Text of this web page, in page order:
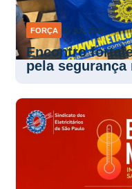
FORÇA 30 JUL 2026
Encontro
pela